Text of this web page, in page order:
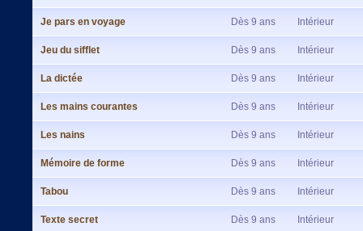
Je pars en voyage Dès 9 ans Intérieur
Jeu du sifflet Dès 9 ans Intérieur
La dictée Dès 9 ans Intérieur
Les mains courantes Dès 9 ans Intérieur
Les nains Dès 9 ans Intérieur
Mémoire de forme Dès 9 ans Intérieur
Tabou Dès 9 ans Intérieur
Texte secret Dès 9 ans Intérieur